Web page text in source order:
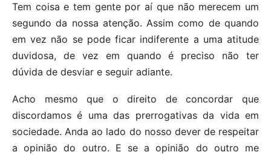
Tem coisa e tem gente por aí que não merecem um
segundo da nossa atenção. Assim como de quando
em vez não se pode ficar indiferente a uma atitude
duvidosa, de vez em quando é preciso não ter
dúvida de desviar e seguir adiante.
Acho mesmo que o direito de concordar que
discordamos é uma das prerrogativas da vida em
sociedade. Anda ao lado do nosso dever de respeitar
a opinião do outro. E se a opinião do outro me